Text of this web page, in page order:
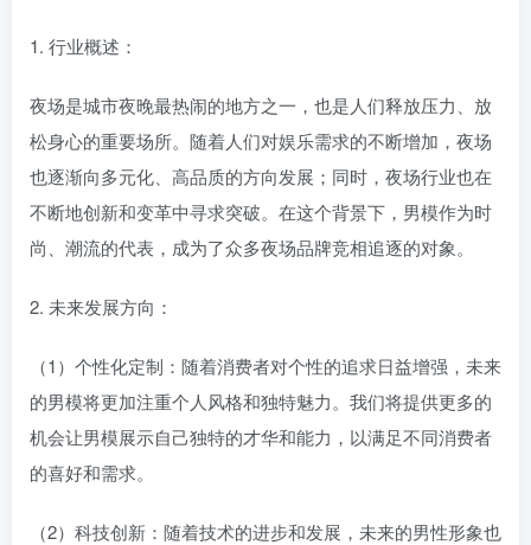
1. 行业概述：
夜场是城市夜晚最热闹的地方之一，也是人们释放压力、放
松身心的重要场所。随着人们对娱乐需求的不断增加，夜场
也逐渐向多元化、高品质的方向发展；同时，夜场行业也在
不断地创新和变革中寻求突破。在这个背景下，男模作为时
尚、潮流的代表，成为了众多夜场品牌竞相追逐的对象。
2. 未来发展方向：
（1）个性化定制：随着消费者对个性的追求日益增强，未来
的男模将更加注重个人风格和独特魅力。我们将提供更多的
机会让男模展示自己独特的才华和能力，以满足不同消费者
的喜好和需求。
（2）科技创新：随着技术的进步和发展，未来的男性形象也